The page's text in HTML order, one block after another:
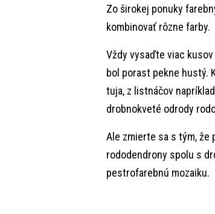
Zo širokej ponuky
kombinovať rôzne farby.
Vždy vysaďte viac
bol porast pekne hustý.
tuja, z listnáčov
drobnokveté odrody
Ale zmierte sa s tým, že
rododendrony spolu s
pestrofarebnú mozaiku.